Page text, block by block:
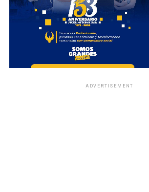
ADVERTISEMENT